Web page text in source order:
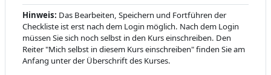
Hinweis: Das Bearbeiten, Speichern und Fortführen der
Checkliste ist erst nach dem Login möglich. Nach dem Login
müssen Sie sich noch selbst in den Kurs einschreiben. Den
Reiter "Mich selbst in diesem Kurs einschreiben" finden Sie am
Anfang unter der Überschrift des Kurses.